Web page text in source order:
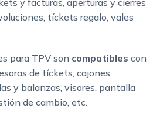
y facturas, aperturas y cierres
tíckets regalo, vales
para TPV son compatibles con
de tíckets, cajones
y balanzas, visores, pantalla
de cambio, etc.